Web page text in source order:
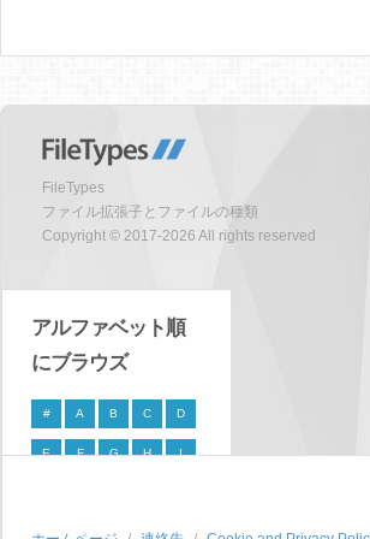
FileTypes
ファイル拡張子とファイルの種類
Copyright © 2017-2026 All rights reserved
アルファベット順
にブラウズ
# A B C D
E F G H I
P Q R S